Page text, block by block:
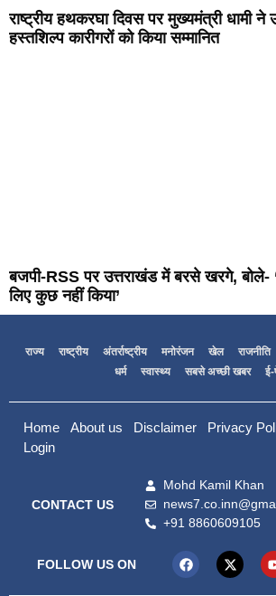
राष्ट्रीय हथकरघा दिवस पर मुख्यमंत्री धामी
हस्तशिल्प कारीगरों को किया सम्मानित
बजपी-RSS पर उत्तराखंड में बरसे खरगे, बोले-
लिए कुछ नहीं किया’
राज्य राष्ट्रीय अंतर्राष्ट्रीय मनोरंजन खेल राजनीति
धर्म
स्वास्थ्य सबसे अच्छी खबर ई-
Home About us Disclaimer Privacy
Login
CONTACT US
Mohd Kamil Khan
+91 8860609105
FOLLOW US ON